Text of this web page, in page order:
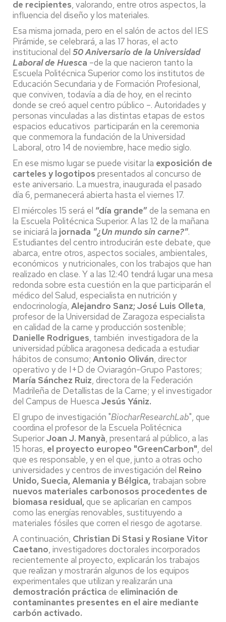
de recipientes, valorando, entre otros aspectos, la
influencia del diseño y los materiales.
Esa misma jornada, pero en el salón de actos del IES
Pirámide, se celebrará, a las 17 horas, el acto
institucional del 50 Aniversario de la Universidad
Laboral de Huesca –de la que nacieron tanto la
Escuela Politécnica Superior como los institutos de
Educación Secundaria y de Formación Profesional,
que conviven, todavía a día de hoy, en el recinto
donde se creó aquel centro público –. Autoridades y
personas vinculadas a las distintas etapas de estos
espacios educativos participarán en la ceremonia
que conmemora la fundación de la Universidad
Laboral, otro 14 de noviembre, hace medio siglo.
En ese mismo lugar se puede visitar la exposición de
carteles y logotipos presentados al concurso de
este aniversario. La muestra, inaugurada el pasado
día 6, permanecerá abierta hasta el viernes 17.
El miércoles 15 será el “día grande”de la semana en
la Escuela Politécnica Superior. A las 12 de la mañana
se iniciará la jornada "¿Un mundo sin carne?".
Estudiantes del centro introducirán este debate, que
abarca, entre otros, aspectos sociales, ambientales,
económicos y nutricionales, con los trabajos que han
realizado en clase. Y a las 12:40 tendrá lugar una mesa
redonda sobre esta cuestión en la que participarán el
médico del Salud, especialista en nutrición y
endocrinología, Alejandro Sanz; José Luis Olleta,
profesor de la Universidad de Zaragoza especialista
en calidad de la carne y producción sostenible;
Danielle Rodrigues, también investigadora de la
universidad pública aragonesa dedicada a estudiar
hábitos de consumo; Antonio Oliván, director
operativo y de I+D de Oviaragón-Grupo Pastores;
María Sánchez Ruiz, directora de la Federación
Madrileña de Detallistas de la Carne; y el investigador
del Campus de Huesca Jesús Yániz.
El grupo de investigación "BiocharResearchLab", que
coordina el profesor de la Escuela Politécnica
SuperiorJoan J. Manyà, presentará al público, a las
15 horas, el proyecto europeo "GreenCarbon", del
que es responsable, y en el que, junto a otras ocho
universidades y centros de investigación del Reino
Unido, Suecia, Alemania y Bélgica, trabajan sobre
nuevos materiales carbonosos procedentes de
biomasa residual,que se aplicarían en campos
como las energías renovables, sustituyendo a
materiales fósiles que corren el riesgo de agotarse.
A continuación, Christian Di Stasi y Rosiane Vitor
Caetano, investigadores doctorales incorporados
recientemente al proyecto, explicarán los trabajos
que realizan y mostrarán algunos de los equipos
experimentales que utilizan y realizarán una
demostración práctica de eliminación de
contaminantes presentes en el aire mediante
carbón activado.